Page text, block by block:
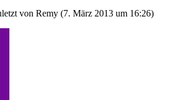
von Remy (7. März 2013 um 16:26)